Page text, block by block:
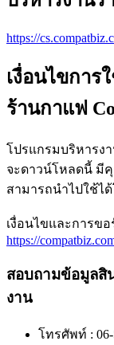
https://
เงื่อนไขการ
ร้านกาแฟ
โปรแกรมบริหารงา
จะดาวน์โหลดนี้ มีคุ
สามารถนำไปใช้ไ
เงื่อนไขและการข
https://
สอบถามข้อมูลสิ
งาน
โทรศัพท์ : 06-